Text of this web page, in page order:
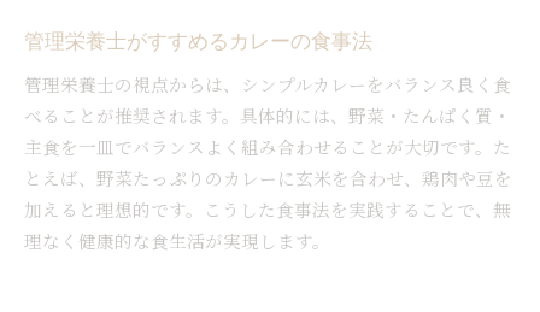
管理栄養士がすすめるカレーの食事法
管理栄養士の視点からは、シンプルカレーをバランス良く食
べることが推奨されます。具体的には、野菜・たんぱく質・
主食を一皿でバランスよく組み合わせることが大切です。た
とえば、野菜たっぷりのカレーに玄米を合わせ、鶏肉や豆を
加えると理想的です。こうした食事法を実践することで、無
理なく健康的な食生活が実現します。